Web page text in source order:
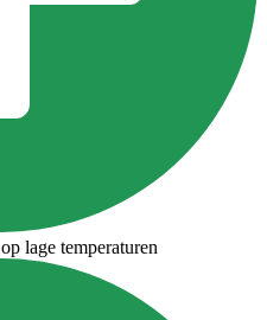
lage temperaturen